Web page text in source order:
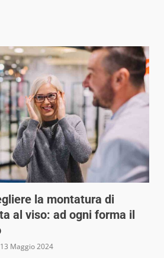
la montatura di
al viso: ad ogni forma il
13 Maggio 2024